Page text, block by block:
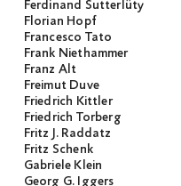
Ferdinand Sutterlüty
Florian Hopf
Francesco Tato
Frank Niethammer
Franz Alt
Freimut Duve
Friedrich Kittler
Friedrich Torberg
Fritz J. Raddatz
Fritz Schenk
Gabriele Klein
Georg G. Iggers